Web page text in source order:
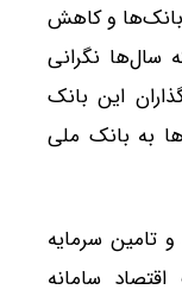
و کاهش
سال‌ها نگرانی
این بانک
به بانک ملی
تامین سرمایه
سامانه